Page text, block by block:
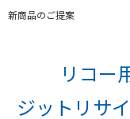
新商品のご提案
リコー
ジットリサ